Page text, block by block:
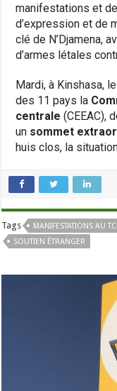
manifestations et
d’expression et de
clé de N’Djamena,
d’armes létales
Mardi, à Kinshasa,
des 11 pays la
centrale (CEEAC),
un sommet
huis clos, la
Tags MANIFESTATIONS AU
SOUTIEN ÉTRANGER